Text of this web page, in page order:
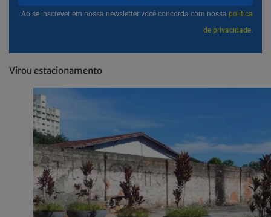
Ao se inscrever em nossa newsletter você concorda com nossa política
de privacidade.
Virou estacionamento